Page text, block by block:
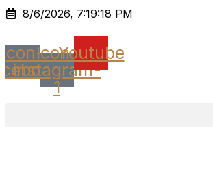
Ir
o
conteúdo
8/6/2026, 7:19:18 PM
Icon-Icon-
instagram-
1
Youtube